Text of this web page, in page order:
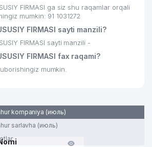
FIRMASI ga siz shu raqamlar orqali
mumkin: 91 1031272
FIRMASI sayti manzili?
FIRMASI sayti manzili -
FIRMASI fax raqami?
mumkin.
kompaniya (июль)
sarlavha (июль)